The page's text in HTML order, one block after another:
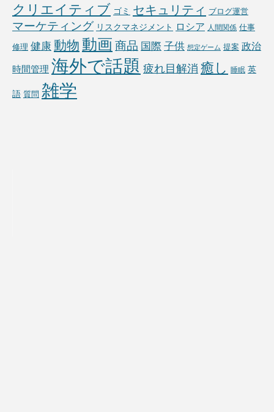
クリエイティブ ゴミ セキュリティ ブログ運営
マーケティング リスクマネジメント ロシア 人間関係 仕事
修理 健康 動物 動画 商品 国際 子供 想定ゲーム 提案 政治
時間管理 海外で話題 疲れ目解消 癒し 睡眠 英
語 質問 雑学